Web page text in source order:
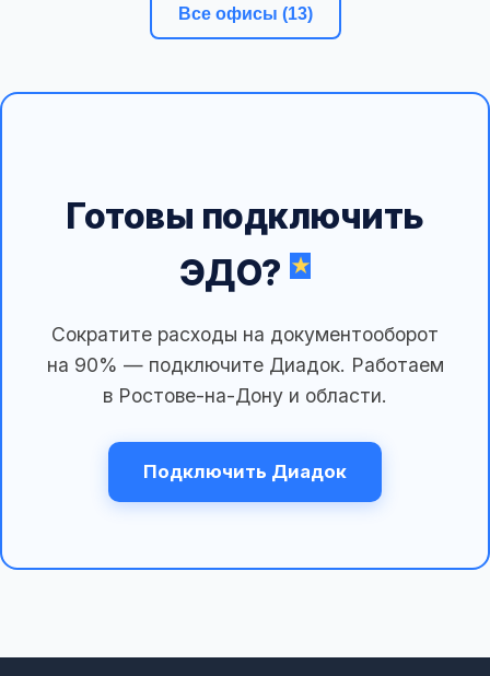
Все офисы (13)
Готовы подключить
ЭДО?
Сократите расходы на документооборот
на 90% — подключите Диадок. Работаем
в Ростове-на-Дону и области.
Подключить Диадок